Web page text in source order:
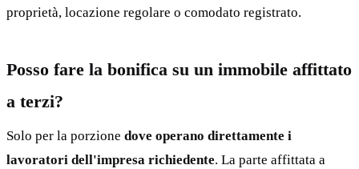
proprietà, locazione regolare o comodato registrato.
Posso fare la bonifica su un immobile affittato
a terzi?
Solo per la porzione dove operano direttamente i
lavoratori dell'impresa richiedente. La parte affittata a